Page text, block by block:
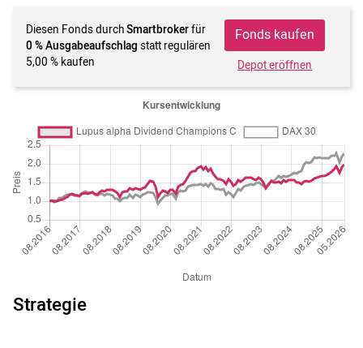
Diesen Fonds durchSmartbrokerfür
0 % Ausgabeaufschlag statt regulären
5,00 % kaufen
Fonds kaufen
Depot eröffnen
Strategie